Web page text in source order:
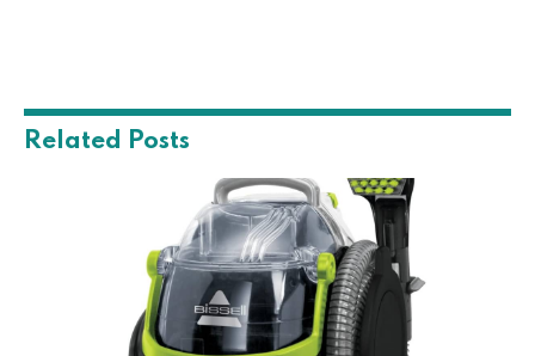
Related Posts